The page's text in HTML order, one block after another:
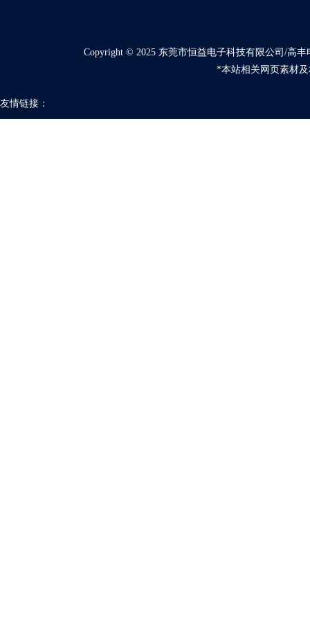
Copyright © 2025 东莞市恒益电子科技有限公司/高
*本站相关网页素材
友情链接：